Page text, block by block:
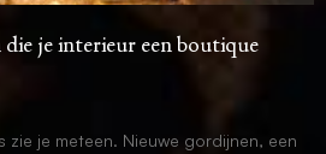
je interieur een boutique
zie je meteen. Nieuwe gordijnen, een